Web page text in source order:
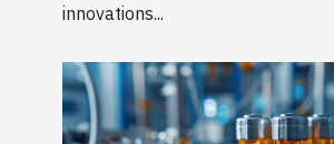
innovations...